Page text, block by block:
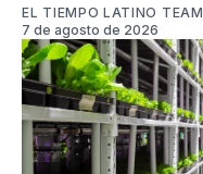
EL TIEMPO LATINO TEAM
7 de agosto de 2026